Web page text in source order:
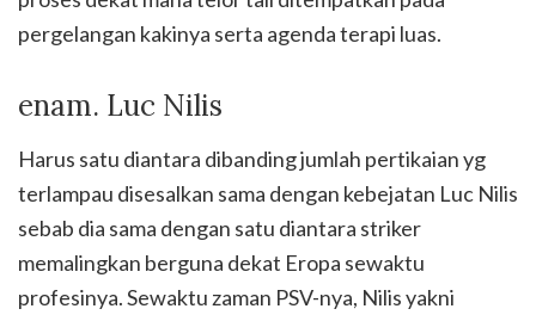
pergelangan kakinya serta agenda terapi luas.
enam. Luc Nilis
Harus satu diantara dibanding jumlah pertikaian yg
terlampau disesalkan sama dengan kebejatan Luc Nilis
sebab dia sama dengan satu diantara striker
memalingkan berguna dekat Eropa sewaktu
profesinya. Sewaktu zaman PSV-nya, Nilis yakni